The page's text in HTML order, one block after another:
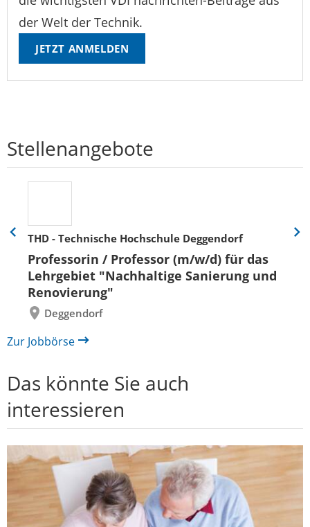
der Welt der Technik.
JETZT ANMELDEN
Stellenangebote
THD - Technische Hochschule Deggendorf
Professorin / Professor (m/w/d) für das
Lehrgebiet "Nachhaltige Sanierung und
Renovierung"
Deggendorf
Eine
zurück
Eine
Zur Jobbörse
Das könnte Sie auch
interessieren